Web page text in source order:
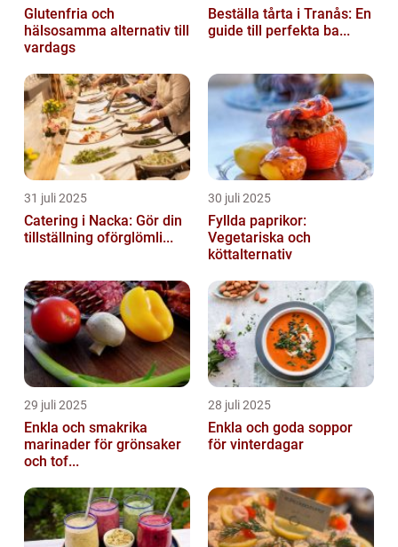
Glutenfria och
hälsosamma alternativ till
vardags
Beställa tårta i Tranås: En
guide till perfekta ba...
31 juli 2025
Catering i Nacka: Gör din
tillställning oförglömli...
30 juli 2025
Fyllda paprikor:
Vegetariska och
köttalternativ
29 juli 2025
Enkla och smakrika
marinader för grönsaker
och tof...
28 juli 2025
Enkla och goda soppor
för vinterdagar